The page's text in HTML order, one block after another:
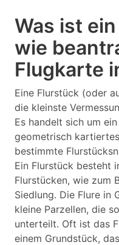
Was ist
wie
Flugkarte
Eine Flurstück (oder
die kleinste
Es handelt sich um
geometrisch
bestimmte
Ein Flurstück besteht
Flurstücken, wie zum
Siedlung. Die Flure in
kleine Parzellen, die
unterteilt. Oft ist das
einem Grundstück,